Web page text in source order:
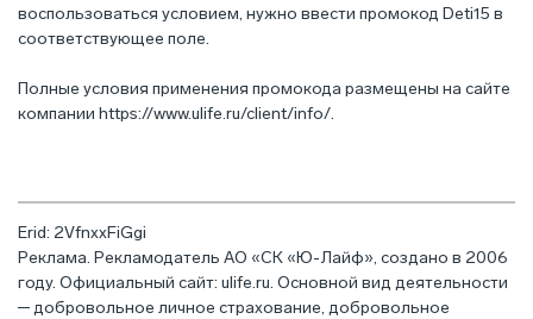
воспользоваться условием, нужно ввести промокод Deti15 в
соответствующее поле.
Полные условия применения промокода размещены на сайте
компании https://www.ulife.ru/client/info/.
Erid: ­­­­2VfnxxFiGgi
Реклама. Рекламодатель АО «СК «Ю-Лайф», создано в 2006
году. Официальный сайт: ulife.ru. Основной вид деятельности
─ добровольное личное страхование, добровольное